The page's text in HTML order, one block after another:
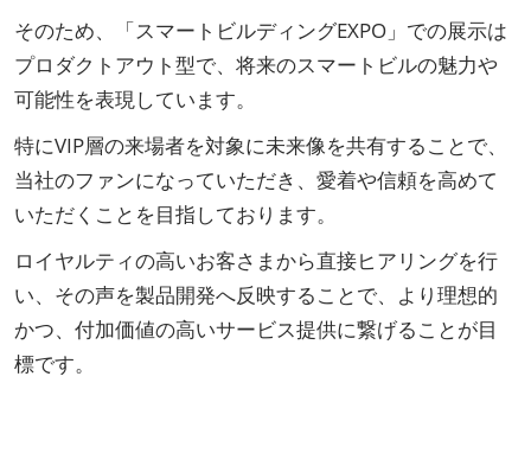
そのため、「スマートビルディングEXPO」での展示は
プロダクトアウト型で、将来のスマートビルの魅力や
可能性を表現しています。
特にVIP層の来場者を対象に未来像を共有することで、
当社のファンになっていただき、愛着や信頼を高めて
いただくことを目指しております。
ロイヤルティの高いお客さまから直接ヒアリングを行
い、その声を製品開発へ反映することで、より理想的
かつ、付加価値の高いサービス提供に繋げることが目
標です。